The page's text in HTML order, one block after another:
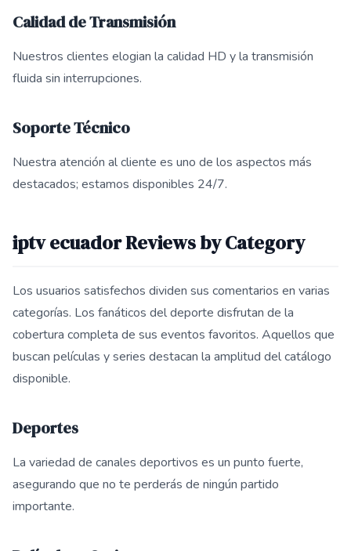
Calidad de Transmisión
Nuestros clientes elogian la calidad HD y la transmisión
fluida sin interrupciones.
Soporte Técnico
Nuestra atención al cliente es uno de los aspectos más
destacados; estamos disponibles 24/7.
iptv ecuador Reviews by Category
Los usuarios satisfechos dividen sus comentarios en varias
categorías. Los fanáticos del deporte disfrutan de la
cobertura completa de sus eventos favoritos. Aquellos que
buscan películas y series destacan la amplitud del catálogo
disponible.
Deportes
La variedad de canales deportivos es un punto fuerte,
asegurando que no te perderás de ningún partido
importante.